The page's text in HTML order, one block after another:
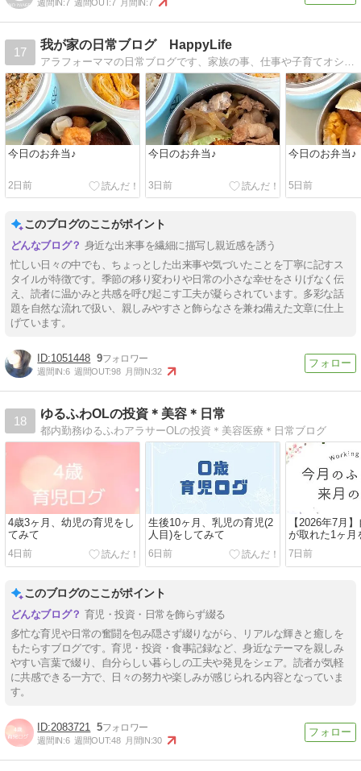
週間IN: 7 週間OUT: 7 月間IN: 7
17
我が家の日常ブログ HappyLife
アラフォーママの日常ブログです、家族の事、仕事や子育てオシェレなどを綴っています
今日のお弁当♪
2日前
今日のお弁当♪
3日前
今日のお弁当♪
5日前
このブログのここがポイント
身近な出来事を繊細に描写し親近感を誘う
忙しい日々の中でも、ちょっとした出来事や気づいたことを丁寧に記すス
タイルが特徴です。季節の移り変わりや日常の小さな幸せをさりげなく伝
え、読者に温かみと共感を呼び起こす工夫が凝らされています。多彩な話
題を自然な流れで扱い、親しみやすさと飾らなさを兼ね備えた文章に仕上
げています。
1051448 9
週間IN:6 週間OUT:98 月間IN:32
18
ゆるふわOLの投資＊美容＊日常
都内勤務ゆるふわアラサーOLの投資＊美容医療＊日常ブログ
4歳3ヶ月、幼児の育児をし
てみて
4日前
生後10ヶ月、乳児の育児(2
人目)をしてみて
6日前
【2026年7月
が取れた1ヶ月
7日前
このブログのここがポイント
育児・投資・日常を飾らず綴る
多忙な育児や日常の奮闘を包み隠さず綴りながら、リアルな輝きと癒しを
もたらすブログです。育児・投資・食事記録など、身近なテーマを親しみ
やすい言葉で綴り、自分らしい暮らしの工夫や発見をシェア。読者が気軽
に共感できる一方で、日々の努力や楽しみが感じられる内容となっていま
す。
2083721 5
週間IN:6 週間OUT:48 月間IN:30